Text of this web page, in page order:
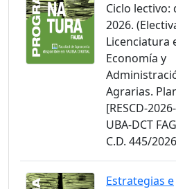
Ciclo lectivo:
2026.
Licenciatura
Economía y
Agrarias.
[RESCD-
UBA-DCT
C.D. 445/
Estrategias e